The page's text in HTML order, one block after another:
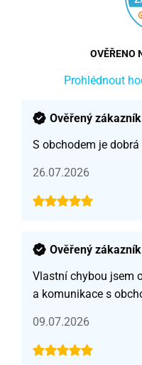
OVĚŘENO
Prohlédnout
Ověřený zákazník
S obchodem je
26.07.2026
Ověřený zákazník
Vlastní chybou jsem
a komunikace s
09.07.2026